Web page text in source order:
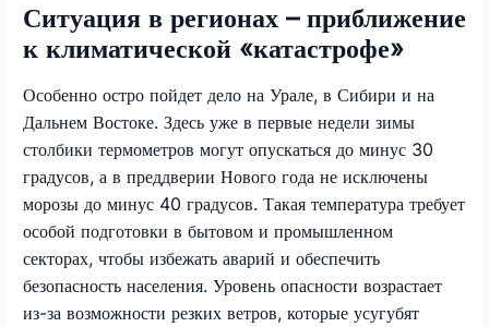
Ситуация в регионах – приближение
к климатической «катастрофе»
Особенно остро пойдет дело на Урале, в Сибири и на
Дальнем Востоке. Здесь уже в первые недели зимы
столбики термометров могут опускаться до минус 30
градусов, а в преддверии Нового года не исключены
морозы до минус 40 градусов. Такая температура требует
особой подготовки в бытовом и промышленном
секторах, чтобы избежать аварий и обеспечить
безопасность населения. Уровень опасности возрастает
из-за возможности резких ветров, которые усугубят